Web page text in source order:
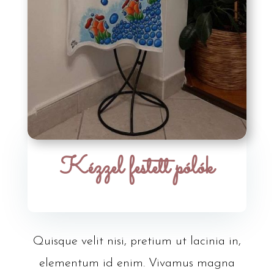
Kézzel festett pólók
Quisque velit nisi, pretium ut lacinia in,
elementum id enim. Vivamus magna